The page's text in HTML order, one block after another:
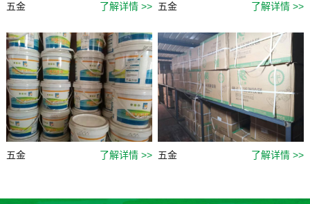
五金 了解详情 >> 五金 了解详情 >>
五金 了解详情 >> 五金 了解详情 >>